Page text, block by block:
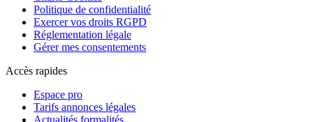
Politique de confidentialité
Exercer vos droits RGPD
Réglementation légale
Gérer mes consentements
Accès rapides
Espace pro
Tarifs annonces légales
Actualités formalités